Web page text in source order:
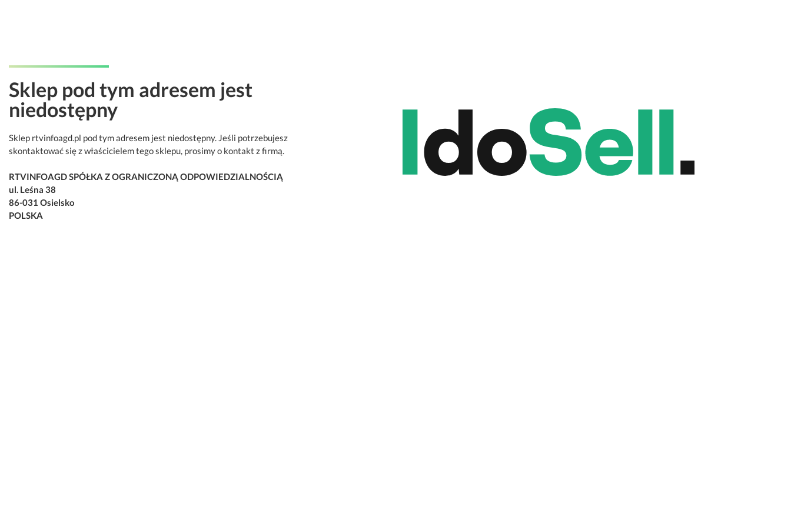
Sklep pod tym adresem jest
niedostępny
Sklep rtvinfoagd.pl pod tym adresem jest niedostępny. Jeśli potrzebujesz
skontaktować się z właścicielem tego sklepu, prosimy o kontakt z firmą.
RTVINFOAGD SPÓŁKA Z OGRANICZONĄ ODPOWIEDZIALNOŚCIĄ
ul. Leśna 38
86-031 Osielsko
POLSKA